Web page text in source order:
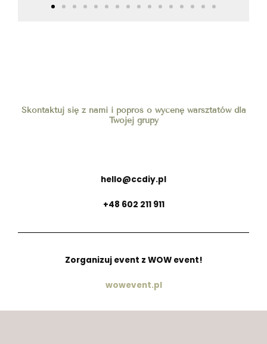
Skontaktuj się z nami i poproś o wycenę warsztatów dla
Twojej grupy
hello@ccdiy.pl
+48 602 211 911
Zorganizuj event z WOW event!
wowevent.pl